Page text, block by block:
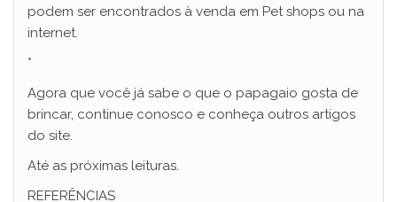
podem ser encontrados à venda em Pet shops ou na
internet.
*
Agora que você já sabe o que o papagaio gosta de
brincar, continue conosco e conheça outros artigos
do site.
Até as próximas leituras.
REFERÊNCIAS